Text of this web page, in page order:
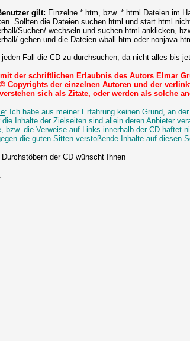
gilt: Einzelne *.htm, bzw. *.html Dateien im
Sollten die Dateien suchen.html und start.html
Suchen/ wechseln und suchen.html anklicken,
gehen und die Dateien wball.htm oder
Fall die CD zu durchsuchen, da nicht alles bis
mit der schriftlichen Erlaubnis des Autors Elmar
Copyrights der einzelnen Autoren und der
sich als Zitate, oder werden als solche
: Ich habe aus meiner Erfahrung keinen Grund, an
die Inhalte der Zielseiten sind allein deren Anbieter
bzw. die Verweise auf Links innerhalb der CD
die guten Sitten verstoßende Inhalte auf diesen
der CD wünscht Ihnen